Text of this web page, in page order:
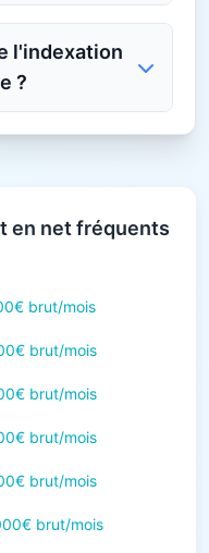
?
en net fréquents
brut/mois
brut/mois
brut/mois
brut/mois
brut/mois
brut/mois